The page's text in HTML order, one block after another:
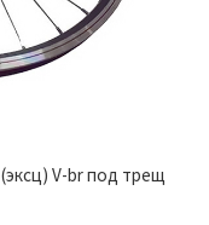
V-br под трещ